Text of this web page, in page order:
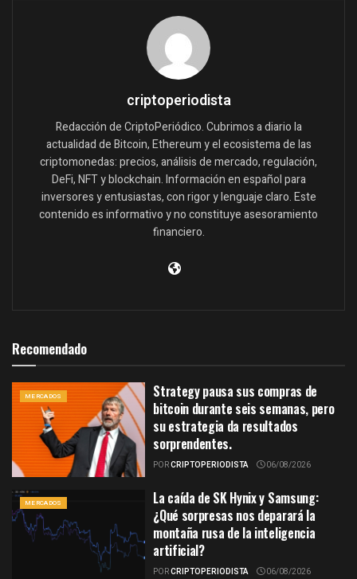
criptoperiodista
Redacción de CriptoPeriódico. Cubrimos a diario la
actualidad de Bitcoin, Ethereum y el ecosistema de las
criptomonedas: precios, análisis de mercado, regulación,
DeFi, NFT y blockchain. Información en español para
inversores y entusiastas, con rigor y lenguaje claro. Este
contenido es informativo y no constituye asesoramiento
financiero.
Recomendado
MERCADOS
Strategy pausa sus compras de
bitcoin durante seis semanas, pero
su estrategia da resultados
sorprendentes.
PORCRIPTOPERIODISTA 06/08/2026
MERCADOS
La caída de SK Hynix y Samsung:
¿Qué sorpresas nos deparará la
montaña rusa de la inteligencia
artificial?
PORCRIPTOPERIODISTA 06/08/2026